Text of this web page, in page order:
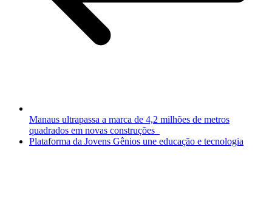
Manaus ultrapassa a marca de 4,2 milhões de metros
quadrados em novas construções
Plataforma da Jovens Gênios une educação e tecnologia